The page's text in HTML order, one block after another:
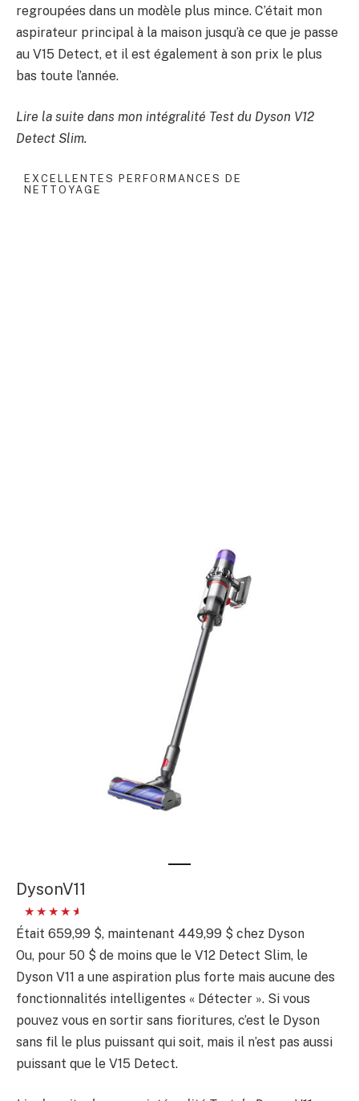
regroupées dans un modèle plus mince. C’était mon
aspirateur principal à la maison jusqu’à ce que je passe
au V15 Detect, et il est également à son prix le plus
bas toute l’année.
Lire la suite dans mon intégralité Test du Dyson V12
Detect Slim.
EXCELLENTES PERFORMANCES DE
NETTOYAGE
DysonV11
Était 659,99 $, maintenant 449,99 $ chez Dyson
Ou, pour 50 $ de moins que le V12 Detect Slim, le
Dyson V11 a une aspiration plus forte mais aucune des
fonctionnalités intelligentes « Détecter ». Si vous
pouvez vous en sortir sans fioritures, c’est le Dyson
sans fil le plus puissant qui soit, mais il n’est pas aussi
puissant que le V15 Detect.